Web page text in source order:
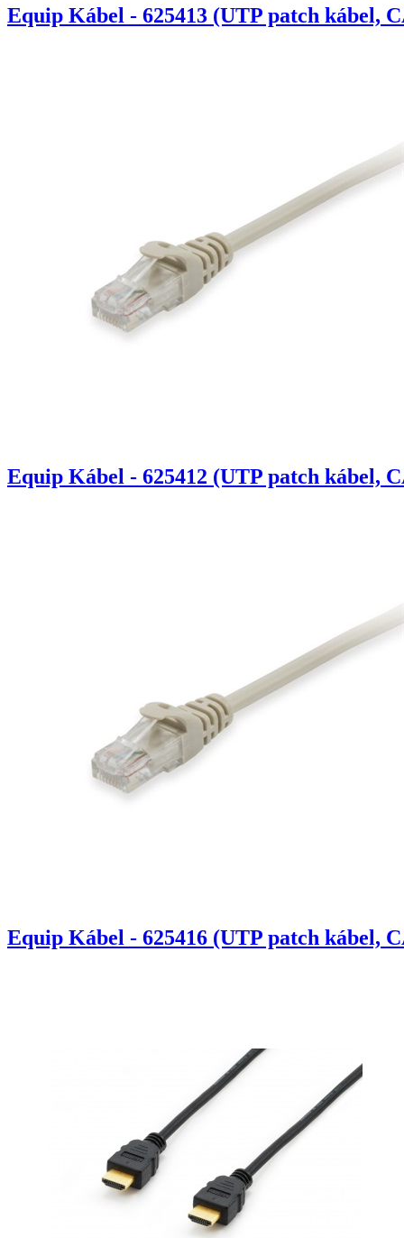
Equip Kábel - 625413 (UTP patch kábel,
Equip Kábel - 625412 (UTP patch kábel,
Equip Kábel - 625416 (UTP patch kábel,